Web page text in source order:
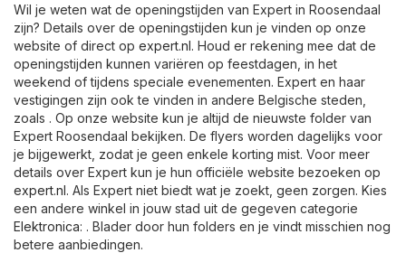
Wil je weten wat de openingstijden van Expert in Roosendaal
zijn? Details over de openingstijden kun je vinden op onze
website of direct op expert.nl. Houd er rekening mee dat de
openingstijden kunnen variëren op feestdagen, in het
weekend of tijdens speciale evenementen. Expert en haar
vestigingen zijn ook te vinden in andere Belgische steden,
zoals . Op onze website kun je altijd de nieuwste folder van
Expert Roosendaal bekijken. De flyers worden dagelijks voor
je bijgewerkt, zodat je geen enkele korting mist. Voor meer
details over Expert kun je hun officiële website bezoeken op
expert.nl. Als Expert niet biedt wat je zoekt, geen zorgen. Kies
een andere winkel in jouw stad uit de gegeven categorie
Elektronica: . Blader door hun folders en je vindt misschien nog
betere aanbiedingen.